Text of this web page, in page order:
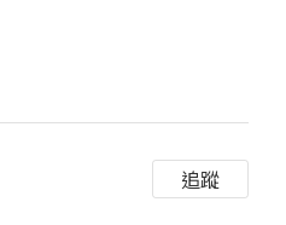
追蹤